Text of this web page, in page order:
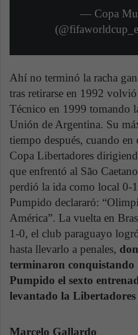
— Copa
Ahí no terminó la racha
tras retirarse en 1992
Técnico en 1999 tomando
Unión de Argentina. Su
tiempo después, cuando
Copa Libertadores
que enfrentó al São
perdió la ida como local 0-
Pumpido declararó:
América”. La vuelta en
1-0, el club paraguayo
hasta llevarlo a penales,
terminaron conquistando
Pumpido el sexto
levantado la
Marcelo Gallardo